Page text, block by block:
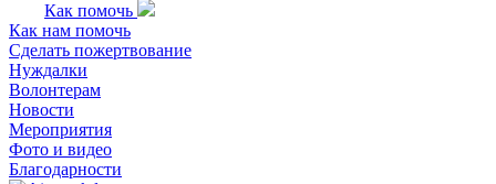
Как помочь
Как нам помочь
Сделать пожертвование
Нуждалки
Волонтерам
Новости
Мероприятия
Фото и видео
Благодарности